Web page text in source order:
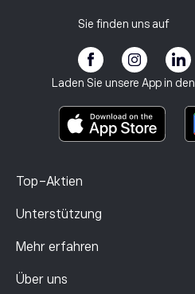
Sie finden uns auf
Laden Sie unsere App in
Top-Aktien
Unterstützung
Schutzbedürftige Kunden
Mehr erfahren
eToro Akademie
Über uns
Impressum
Regulierung
Risikohinweis
Geschäftsbedingungen
Basisinformationsblatt
Beschwerdedaten (FCA-
Partnerprogramm
Anlageversicherung